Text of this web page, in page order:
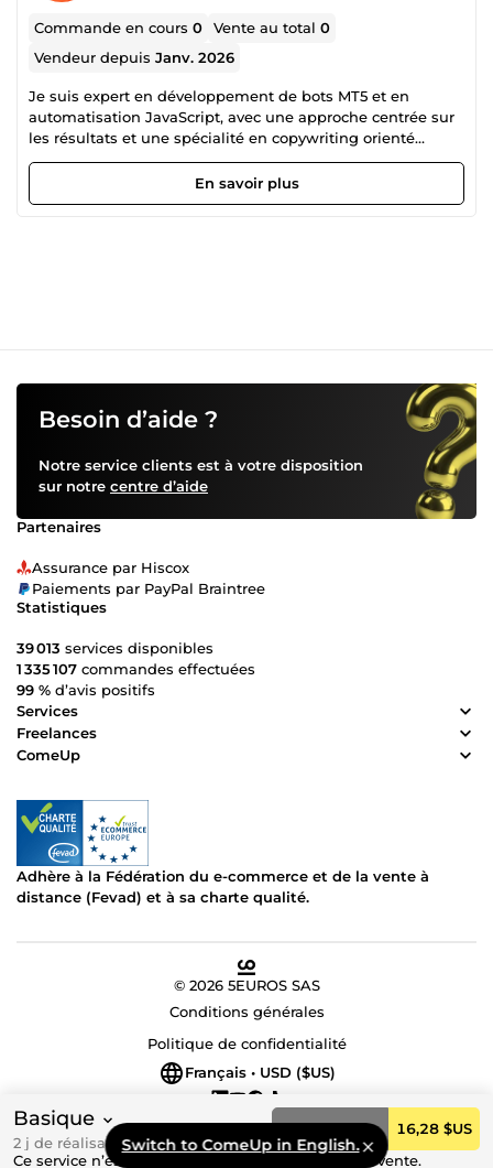
Basique
2 j de réalisation
Commander
16,28 $US
Ce service n’est actuellement pas disponible à la vente.
Commande en cours0 Vente au total0
Vendeur depuisJanv. 2026
Je suis expert en développement de bots MT5 et en
automatisation JavaScript, avec une approche centrée sur
les résultats et une spécialité en copywriting orienté
conversion. Mon objectif est simple : transformer vos idées
en systèmes performants et en textes qui génèrent des
ventes. Grâce à mon expérience, je conçois des bots de
approche combine psychologie, storytelling et techniques
éprouvées de copywriting pour maximiser vos revenus
tout en restant clair et humain. Mes services couvrent :
backtesting Développement de scripts JavaScript pour
business et trading Création de contenus marketing
Optimisation de texte existant pour augmenter le taux de
rapides, adaptées à vos objectifs et à votre audience.
Chaque projet est traité avec rigueur, précision et
transparence, pour que vous obteniez des résultats
concrets et mesurables. Prêt à passer à l’action ? Cliquez
sur Commander et transformons vos idées en systèmes
automatisés performants et textes qui vendent.
En savoir plus
Switch to ComeUp in English.
Besoin d’aide ?
Notre service clients est à votre disposition
sur notre centre d’aide
Partenaires
Assurance par Hiscox
Paiements par PayPal Braintree
Statistiques
39 013 services disponibles
1 335 107 commandes effectuées
99 % d’avis positifs
Services
Freelances
ComeUp
Adhère à la Fédération du e-commerce et de la vente à
distance (Fevad) et à sa charte qualité.
© 2026 5EUROS SAS
Conditions générales
Politique de confidentialité
Français • USD ($US)